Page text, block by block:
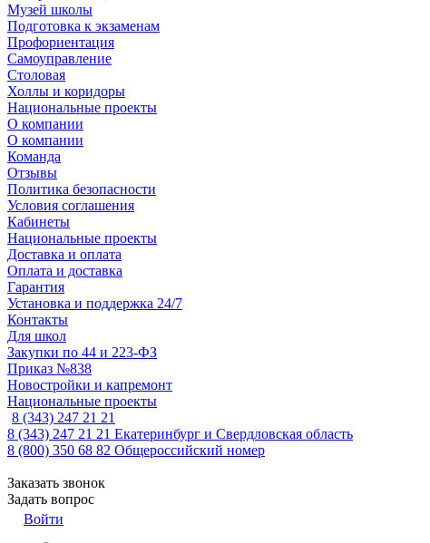
Музей школы
Подготовка к экзаменам
Профориентация
Самоуправление
Столовая
Холлы и коридоры
Национальные проекты
О компании
О компании
Команда
Отзывы
Политика безопасности
Условия соглашения
Кабинеты
Национальные проекты
Доставка и оплата
Оплата и доставка
Гарантия
Установка и поддержка 24/7
Контакты
Для школ
Закупки по 44 и 223-ФЗ
Приказ №838
Новостройки и капремонт
Национальные проекты
8 (343) 247 21 21
8 (343) 247 21 21 Екатеринбург и Свердловская область
8 (800) 350 68 82 Общероссийский номер
Заказать звонок
Задать вопрос
Войти